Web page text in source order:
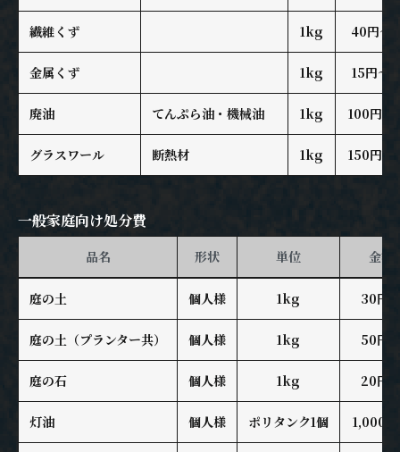
繊維くず 1kg 40円～
金属くず 1kg 15円～
廃油 てんぷら油・機械油 1kg 100円～
グラスワール 断熱材 1kg 150円～
一般家庭向け処分費
品名 形状 単位 金額
庭の土 個人様 1kg 30円
庭の土（プランター共） 個人様 1kg 50円
庭の石 個人様 1kg 20円
灯油 個人様 ポリタンク1個 1,000